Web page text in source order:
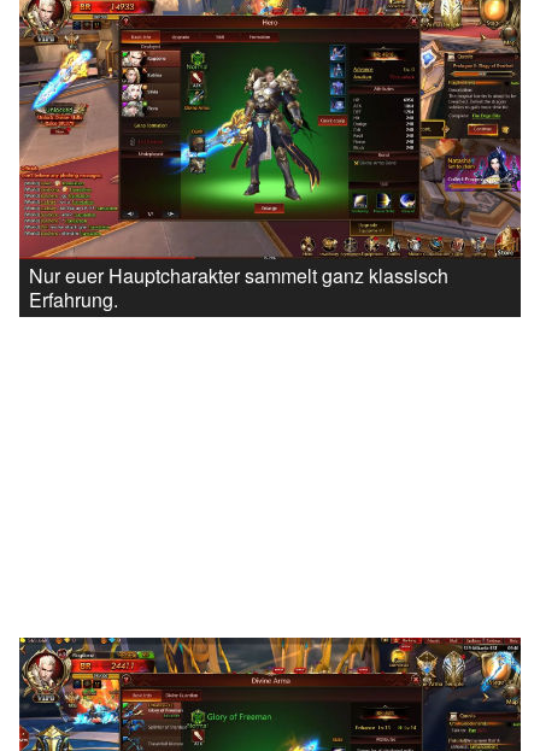
Nur euer Hauptcharakter sammelt ganz klassisch
Erfahrung.